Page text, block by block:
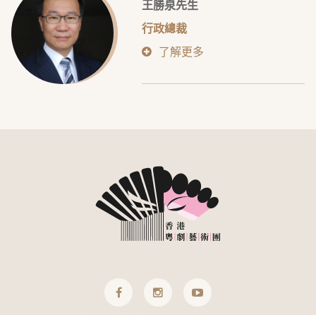
王勝泉先生
行政總裁
了解更多